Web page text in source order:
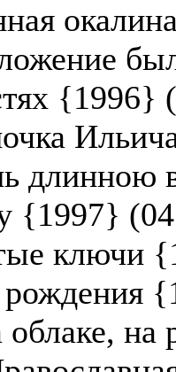
{1996}
длинною
{1997}
ключи
на